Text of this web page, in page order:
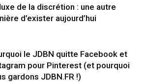
de la discrétion : une autre
d’exister aujourd’hui
le JDBN quitte Facebook et
pour Pinterest (et pourquoi
gardons JDBN.FR !)